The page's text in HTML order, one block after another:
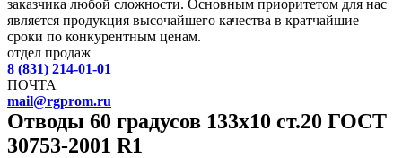
заказчика любой сложности. Основным приоритетом для нас
является продукция высочайшего качества в кратчайшие
сроки по конкурентным ценам.
отдел продаж
8 (831) 214-01-01
ПОЧТА
mail@rgprom.ru
Отводы 60 градусов 133х10 ст.20 ГОСТ
30753-2001 R1